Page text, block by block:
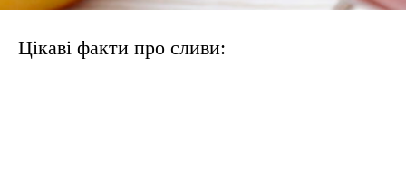
Цікаві факти про сливи: